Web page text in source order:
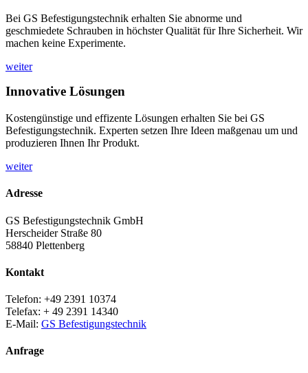
Bei GS Befestigungstechnik erhalten Sie abnorme und
geschmiedete Schrauben in höchster Qualität für Ihre Sicherheit. Wir
machen keine Experimente.
weiter
Innovative Lösungen
Kostengünstige und effizente Lösungen erhalten Sie bei GS
Befestigungstechnik. Experten setzen Ihre Ideen maßgenau um und
produzieren Ihnen Ihr Produkt.
weiter
Adresse
GS Befestigungstechnik GmbH
Herscheider Straße 80
58840 Plettenberg
Kontakt
Telefon: +49 2391 10374
Telefax: + 49 2391 14340
E-Mail: GS Befestigungstechnik
Anfrage